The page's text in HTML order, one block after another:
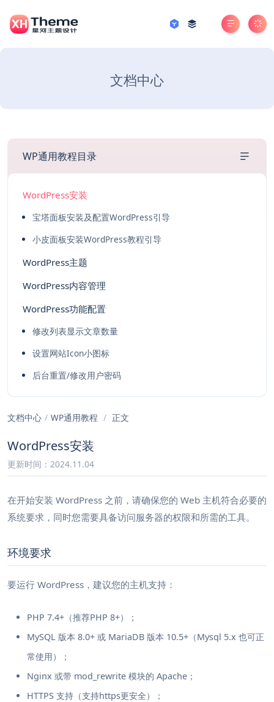
文档中心
WP通用教程目录
WordPress安装
宝塔面板安装及配置WordPress引导
小皮面板安装WordPress教程引导
WordPress主题
WordPress内容管理
WordPress功能配置
修改列表显示文章数量
设置网站Icon小图标
后台重置/修改用户密码
文档中心 / WP通用教程 / 正文
WordPress安装
更新时间：2024.11.04
在开始安装 WordPress 之前，请确保您的 Web 主机符合必要的
系统要求，同时您需要具备访问服务器的权限和所需的工具。
环境要求
要运行 WordPress，建议您的主机支持：
PHP 7.4+（推荐PHP 8+）；
MySQL 版本 8.0+ 或 MariaDB 版本 10.5+（Mysql 5.x 也可正
常使用）；
Nginx 或带 mod_rewrite 模块的 Apache；
HTTPS 支持（支持https更安全）；